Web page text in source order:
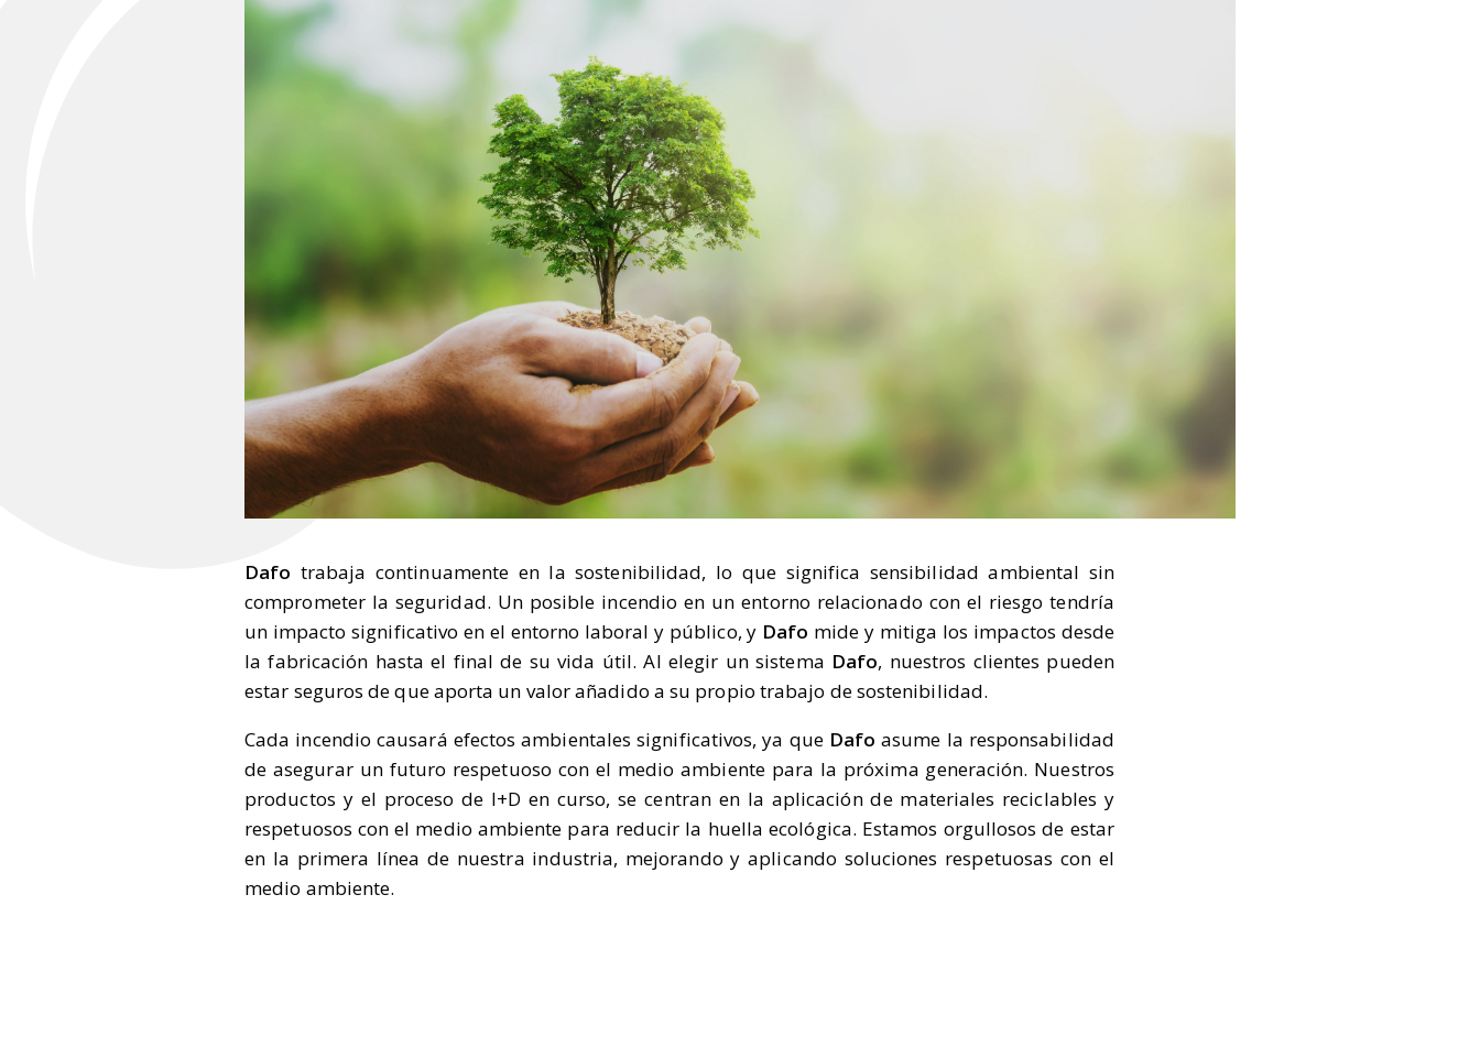
Dafo trabaja continuamente en la sostenibilidad, lo que significa sensibilidad ambiental sin
comprometer la seguridad. Un posible incendio en un entorno relacionado con el riesgo tendría
un impacto significativo en el entorno laboral y público, y Dafo mide y mitiga los impactos desde
la fabricación hasta el final de su vida útil. Al elegir un sistema Dafo, nuestros clientes pueden
estar seguros de que aporta un valor añadido a su propio trabajo de sostenibilidad.
Cada incendio causará efectos ambientales significativos, ya que Dafo asume la responsabilidad
de asegurar un futuro respetuoso con el medio ambiente para la próxima generación. Nuestros
productos y el proceso de I+D en curso, se centran en la aplicación de materiales reciclables y
respetuosos con el medio ambiente para reducir la huella ecológica. Estamos orgullosos de estar
en la primera línea de nuestra industria, mejorando y aplicando soluciones respetuosas con el
medio ambiente.